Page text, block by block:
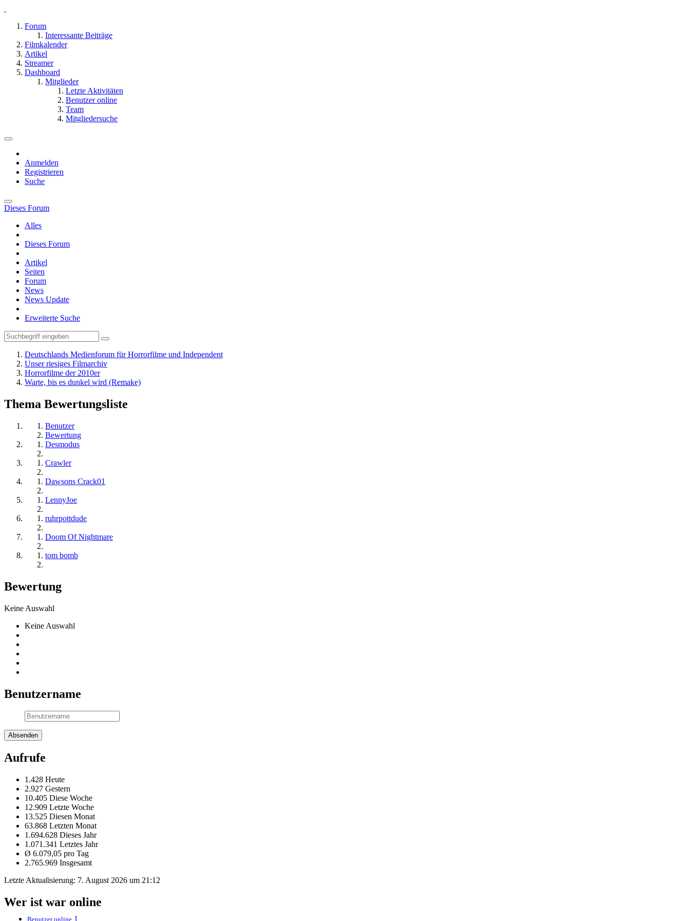
Forum
Interessante Beiträge
Filmkalender
Artikel
Streamer
Dashboard
Mitglieder
Letzte Aktivitäten
Benutzer online
Team
Mitgliedersuche
Anmelden
Registrieren
Suche
Dieses Forum
Alles
Dieses Forum
Artikel
Seiten
Forum
News
News Update
Erweiterte Suche
Deutschlands Medienforum für Horrorfilme und Independent
Unser riesiges Filmarchiv
Horrorfilme der 2010er
Warte, bis es dunkel wird (Remake)
Thema Bewertungsliste
Benutzer
Bewertung
Desmodus
Crawler
Dawsons Crack01
LennyJoe
ruhrpottdude
Doom Of Nightmare
tom bomb
Bewertung
Keine Auswahl
Keine Auswahl
Benutzername
Aufrufe
1.428 Heute
2.927 Gestern
10.405 Diese Woche
12.909 Letzte Woche
13.525 Diesen Monat
63.868 Letzten Monat
1.694.628 Dieses Jahr
1.071.341 Letztes Jahr
Ø 6.079,05 pro Tag
2.765.969 Insgesamt
Letzte Aktualisierung: 7. August 2026 um 21:12
Wer ist war online
Benutzer online 1